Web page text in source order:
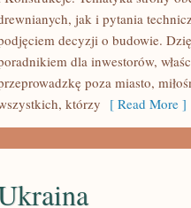
jak i pytania
decyzji o budowie.
dla inwestorów,
poza miasto,
którzy [ Read More ]